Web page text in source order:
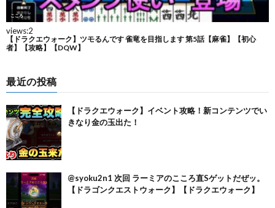
最近の投稿
【ドラクエウォーク】イベント攻略！新コンテンツでい
きなり金の玉出た！
@syoku2n1 次回 ラーミアのこころ直Sゲットだぜッ。
【ドラゴンクエストウォーク】【ドラクエウォーク】